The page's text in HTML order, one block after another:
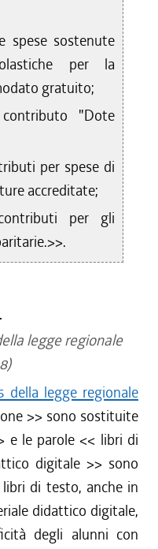
spese sostenute
per la
gratuito;
"Dote
per spese di
accreditate;
per gli
legge regionale
della legge regionale
>> sono sostituite
e le parole << libri di
digitale >> sono
libri di testo, anche in
didattico digitale,
degli alunni con